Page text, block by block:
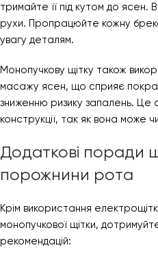
тримайте її під кутом до ясен.
рухи. Пропрацюйте кожну
увагу деталям.
Монопучкову щітку також
масажу ясен, що сприяє
зниженню ризику запалень. Це
конструкції, так як вона може
Додаткові поради
порожнини рота
Крім використання
монопучкової щітки,
рекомендацій: